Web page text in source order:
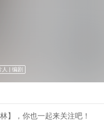
人 | 编剧
】，你也一起来关注吧！